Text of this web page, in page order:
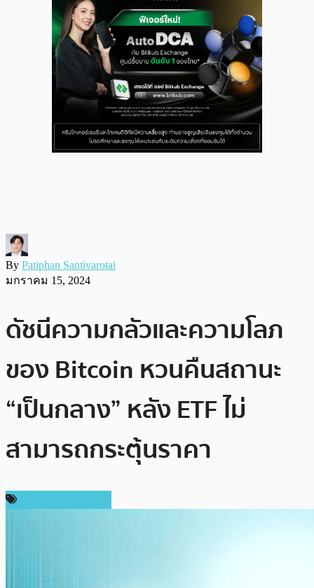
By Patiphan Santivarotai
มกราคม 15, 2024
ดัชนีความกลัวและความโลภ
ของ Bitcoin หวนคืนสถานะ
“เป็นกลาง” หลัง ETF ไม่
สามารถกระตุ้นราคา